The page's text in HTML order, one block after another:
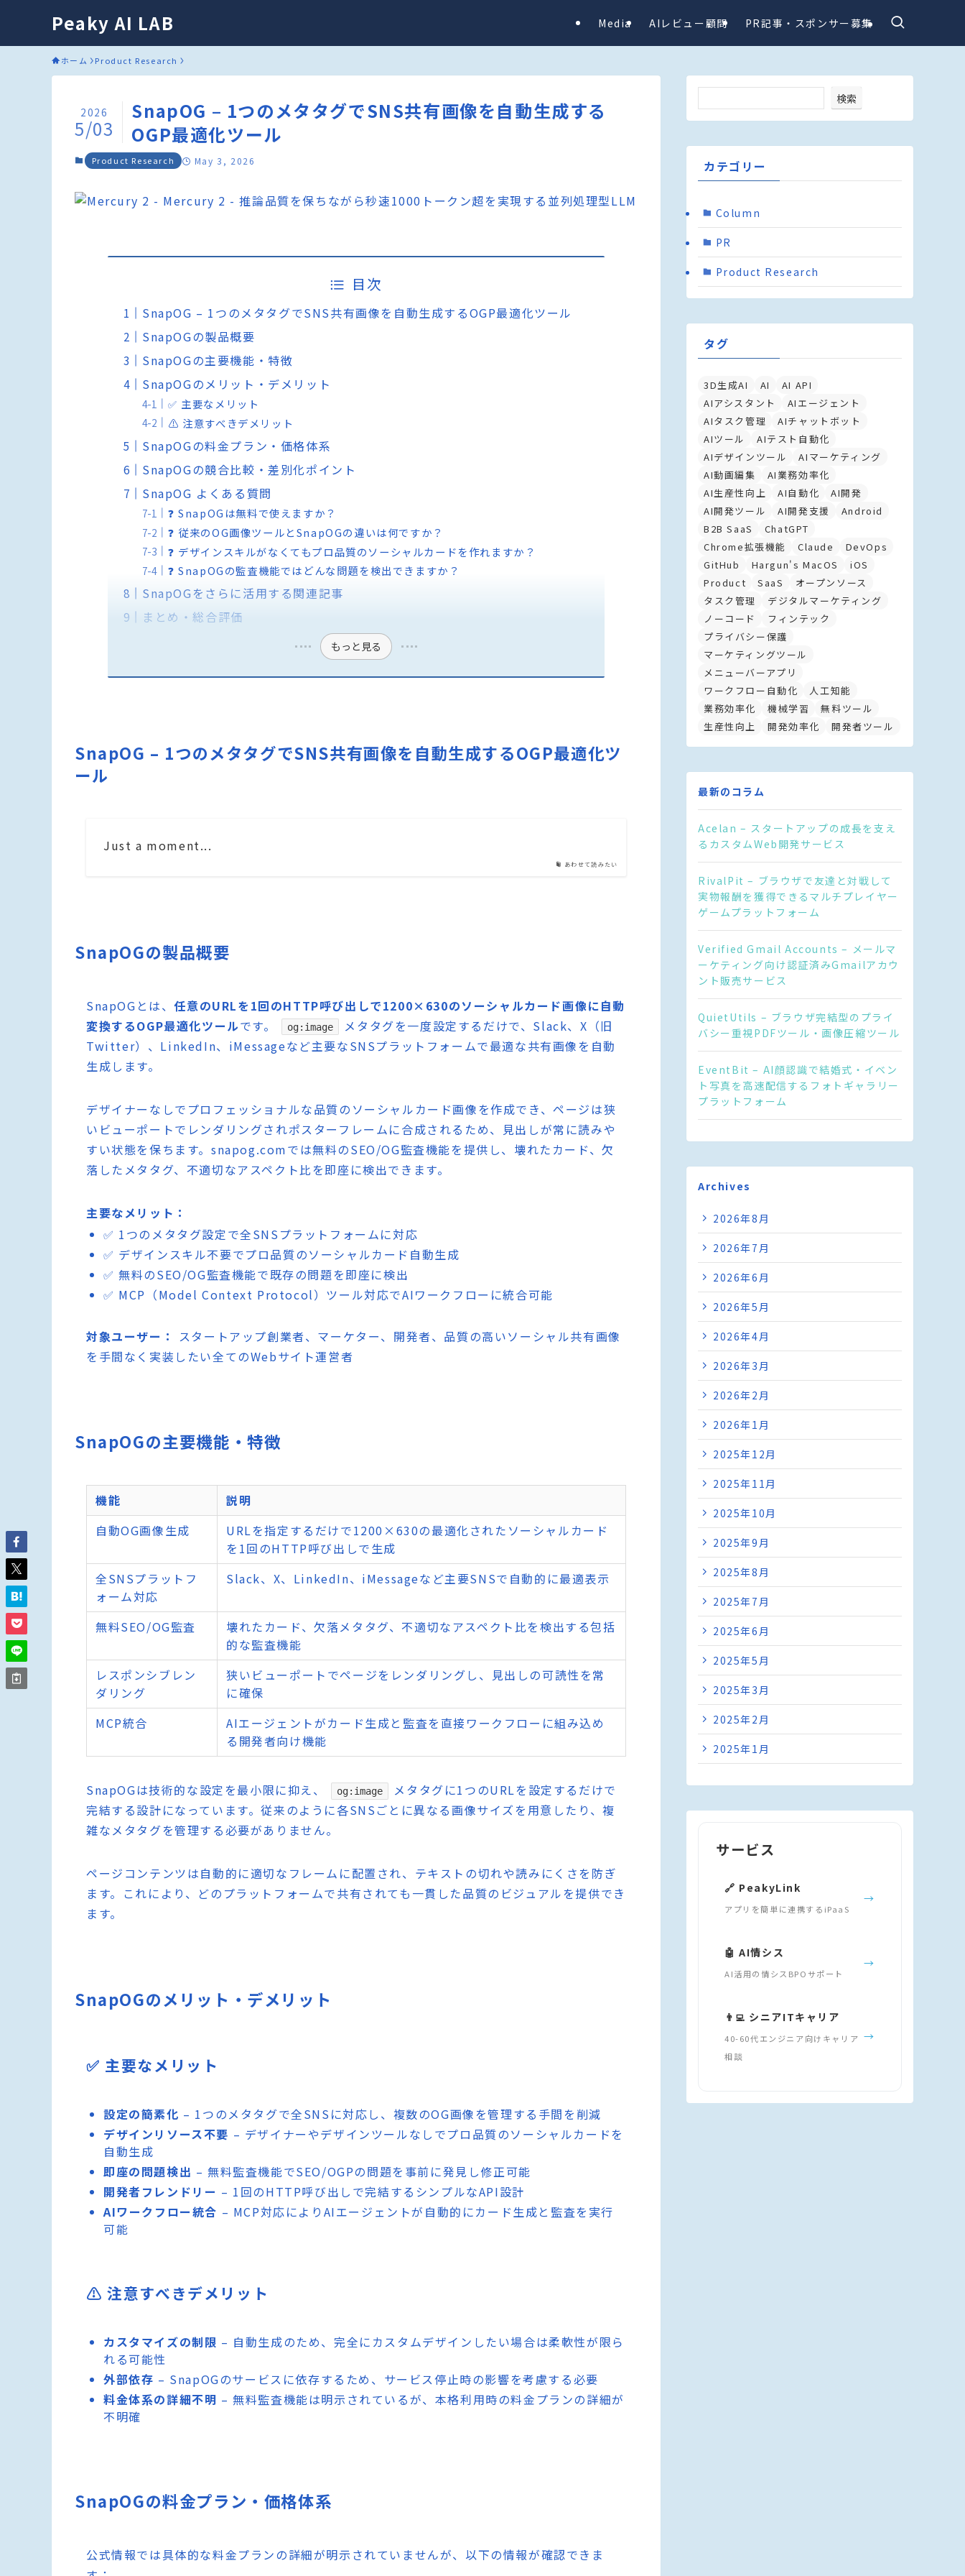
Peaky AI LAB Media AIレビュー顧問 PR記事・スポンサー募集
ホーム Product Research
SnapOG – 1つのメタタグでSNS共有画像を自動生成する
OGP最適化ツール
2026
5/03
Product Research May 3, 2026
目次
SnapOG – 1つのメタタグでSNS共有画像を自動生成するOGP最適化ツール
SnapOGの製品概要
SnapOGの主要機能・特徴
SnapOGのメリット・デメリット
✅ 主要なメリット
⚠️ 注意すべきデメリット
SnapOGの料金プラン・価格体系
SnapOGの競合比較・差別化ポイント
SnapOG よくある質問
❓ SnapOGは無料で使えますか？
❓ 従来のOG画像ツールとSnapOGの違いは何ですか？
❓ デザインスキルがなくてもプロ品質のソーシャルカードを作れますか？
❓ SnapOGの監査機能ではどんな問題を検出できますか？
SnapOGをさらに活用する関連記事
まとめ・総合評価
もっと見る
SnapOG – 1つのメタタグでSNS共有画像を自動生成するOGP最適化ツ
ール
あわせて読みたい
Just a moment...
SnapOGの製品概要
SnapOGとは、任意のURLを1回のHTTP呼び出しで1200×630のソーシャルカード画像に自動
変換するOGP最適化ツールです。 og:image
メタタグを一度設定するだけで、Slack、X（旧
Twitter）、LinkedIn、iMessageなど主要なSNSプラットフォームで最適な共有画像を自動
生成します。
デザイナーなしでプロフェッショナルな品質のソーシャルカード画像を作成でき、ページは狭
いビューポートでレンダリングされポスターフレームに合成されるため、見出しが常に読みや
すい状態を保ちます。snapog.comでは無料のSEO/OG監査機能を提供し、壊れたカード、欠
落したメタタグ、不適切なアスペクト比を即座に検出できます。
主要なメリット：
✅ 1つのメタタグ設定で全SNSプラットフォームに対応
✅ デザインスキル不要でプロ品質のソーシャルカード自動生成
✅ 無料のSEO/OG監査機能で既存の問題を即座に検出
✅ MCP（Model Context Protocol）ツール対応でAIワークフローに統合可能
対象ユーザー：
スタートアップ創業者、マーケター、開発者、品質の高いソーシャル共有画像
を手間なく実装したい全てのWebサイト運営者
SnapOGの主要機能・特徴
機能
説明
自動OG画像生成
URLを指定するだけで1200×630の最適化されたソーシャルカード
を1回のHTTP呼び出しで生成
全SNSプラットフ
ォーム対応
Slack、X、LinkedIn、iMessageなど主要SNSで自動的に最適表示
無料SEO/OG監査
壊れたカード、欠落メタタグ、不適切なアスペクト比を検出する包括
的な監査機能
レスポンシブレン
ダリング
狭いビューポートでページをレンダリングし、見出しの可読性を常
に確保
MCP統合
AIエージェントがカード生成と監査を直接ワークフローに組み込め
る開発者向け機能
SnapOGは技術的な設定を最小限に抑え、 og:image
メタタグに1つのURLを設定するだけで
完結する設計になっています。従来のように各SNSごとに異なる画像サイズを用意したり、複
雑なメタタグを管理する必要がありません。
ページコンテンツは自動的に適切なフレームに配置され、テキストの切れや読みにくさを防ぎ
ます。これにより、どのプラットフォームで共有されても一貫した品質のビジュアルを提供でき
ます。
SnapOGのメリット・デメリット
✅ 主要なメリット
設定の簡素化 – 1つのメタタグで全SNSに対応し、複数のOG画像を管理する手間を削減
デザインリソース不要 – デザイナーやデザインツールなしでプロ品質のソーシャルカードを
自動生成
即座の問題検出 – 無料監査機能でSEO/OGPの問題を事前に発見し修正可能
開発者フレンドリー – 1回のHTTP呼び出しで完結するシンプルなAPI設計
AIワークフロー統合 – MCP対応によりAIエージェントが自動的にカード生成と監査を実行
可能
⚠️ 注意すべきデメリット
カスタマイズの制限 – 自動生成のため、完全にカスタムデザインしたい場合は柔軟性が限ら
れる可能性
外部依存 – SnapOGのサービスに依存するため、サービス停止時の影響を考慮する必要
料金体系の詳細不明 – 無料監査機能は明示されているが、本格利用時の料金プランの詳細が
不明確
SnapOGの料金プラン・価格体系
公式情報では具体的な料金プランの詳細が明示されていませんが、以下の情報が確認できま
検索
カテゴリー
Column
PR
Product Research
タグ
3D生成AI AI
AI API
AIアシスタント
AIエージェント
AIタスク管理
AIチャットボット
AIツール
AIテスト自動化
AIデザインツール
AIマーケティング
AI動画編集
AI業務効率化
AI生産性向上
AI自動化
AI開発
AI開発ツール
AI開発支援
Android
B2B SaaS
ChatGPT
Chrome拡張機能
Claude
DevOps
GitHub
Hargun's MacOS
iOS
Product
SaaS
オープンソース
タスク管理
デジタルマーケティング
ノーコード
フィンテック
プライバシー保護
マーケティングツール
メニューバーアプリ
ワークフロー自動化
人工知能
業務効率化
機械学習
無料ツール
生産性向上
開発効率化 開発者ツール
最新のコラム
Acelan – スタートアップの成長を支え
るカスタムWeb開発サービス
RivalPit – ブラウザで友達と対戦して
実物報酬を獲得できるマルチプレイヤー
ゲームプラットフォーム
Verified Gmail Accounts – メールマ
ーケティング向け認証済みGmailアカウ
ント販売サービス
QuietUtils – ブラウザ完結型のプライ
バシー重視PDFツール・画像圧縮ツール
EventBit – AI顔認識で結婚式・イベン
ト写真を高速配信するフォトギャラリー
プラットフォーム
Archives
2026年8月
2026年7月
2026年6月
2026年5月
2026年4月
2026年3月
2026年2月
2026年1月
2025年12月
2025年11月
2025年10月
2025年9月
2025年8月
2025年7月
2025年6月
2025年5月
2025年3月
2025年2月
2025年1月
サービス
🔗 PeakyLink
アプリを簡単に連携するiPaaS
→
🤖 AI情シス
AI活用の情シスBPOサポート
→
👨‍💻 シニアITキャリア
40-60代エンジニア向けキャリア
相談
→